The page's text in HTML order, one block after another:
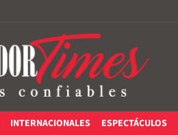
INTERNACIONALES ESPECTÁCULOS